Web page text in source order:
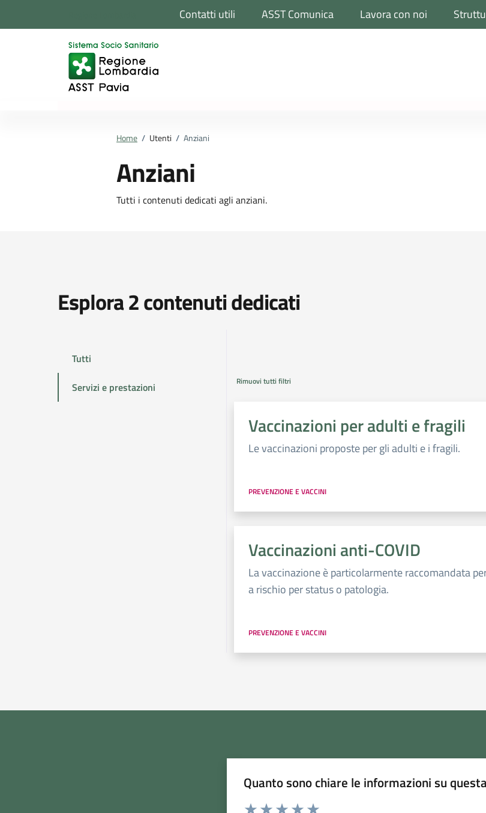
Contatti utili ASST Comunica Lavora con noi
Home / Utenti / Anziani
Anziani
Tutti i contenuti dedicati agli anziani.
Esplora 2 contenuti dedicati
Tutti
Servizi e prestazioni
Rimuovi tutti filtri
Vaccinazioni per adulti e fragili
Le vaccinazioni proposte per gli adulti e i fragili.
PREVENZIONE E VACCINI
Vaccinazioni anti-COVID
La vaccinazione è particolarmente raccomandata
a rischio per status o patologia.
PREVENZIONE E VACCINI
Quanto sono chiare le informazioni su
Rating: